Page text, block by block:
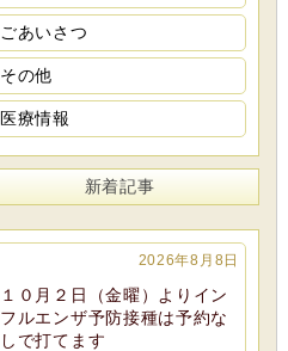
ごあいさつ
その他
医療情報
新着記事
2026年8月8日
１０月２日（金曜）よりイン
フルエンザ予防接種は予約な
しで打てます